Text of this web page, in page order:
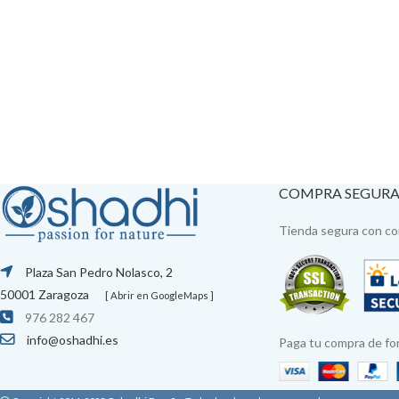
Plaza San Pedro Nolasco, 2
50001 Zaragoza
[ Abrir en GoogleMaps ]
976 282 467
info@oshadhi.es
COMPRA SEGURA
Tienda segura con
Paga tu compra de